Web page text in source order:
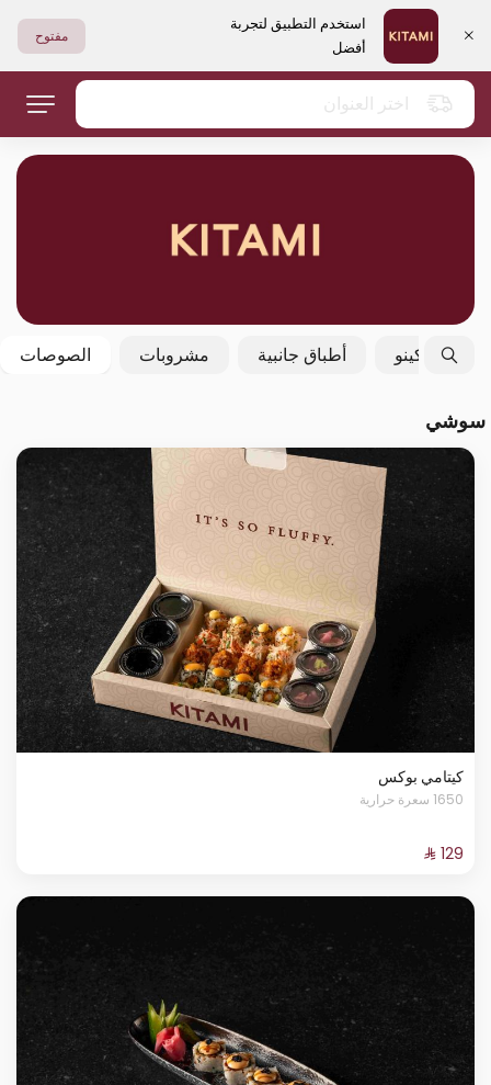
استخدم التطبيق لتجربة
أفضل
مفتوح
اختر العنوان
فولكينو أطباق جانبية مشروبات الصوصات
سوشي
كيتامي بوكس
1650 سعرة حرارية